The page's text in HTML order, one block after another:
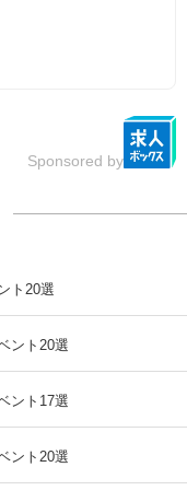
Sponsored by
ト20選
ント20選
ント17選
ント20選